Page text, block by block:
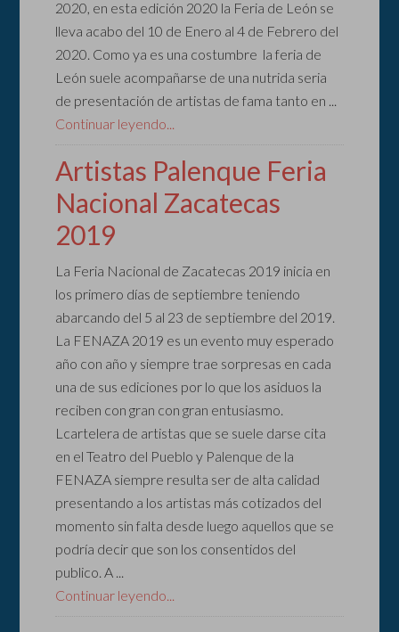
2020, en esta edición 2020 la Feria de León se
lleva acabo del 10 de Enero al 4 de Febrero del
2020. Como ya es una costumbre la feria de
León suele acompañarse de una nutrida seria
de presentación de artistas de fama tanto en ...
Continuar leyendo...
Artistas Palenque Feria
Nacional Zacatecas
2019
La Feria Nacional de Zacatecas 2019 inicia en
los primero días de septiembre teniendo
abarcando del 5 al 23 de septiembre del 2019.
La FENAZA 2019 es un evento muy esperado
año con año y siempre trae sorpresas en cada
una de sus ediciones por lo que los asiduos la
reciben con gran con gran entusiasmo.
Lcartelera de artistas que se suele darse cita
en el Teatro del Pueblo y Palenque de la
FENAZA siempre resulta ser de alta calidad
presentando a los artistas más cotizados del
momento sin falta desde luego aquellos que se
podría decir que son los consentidos del
publico. A ...
Continuar leyendo...